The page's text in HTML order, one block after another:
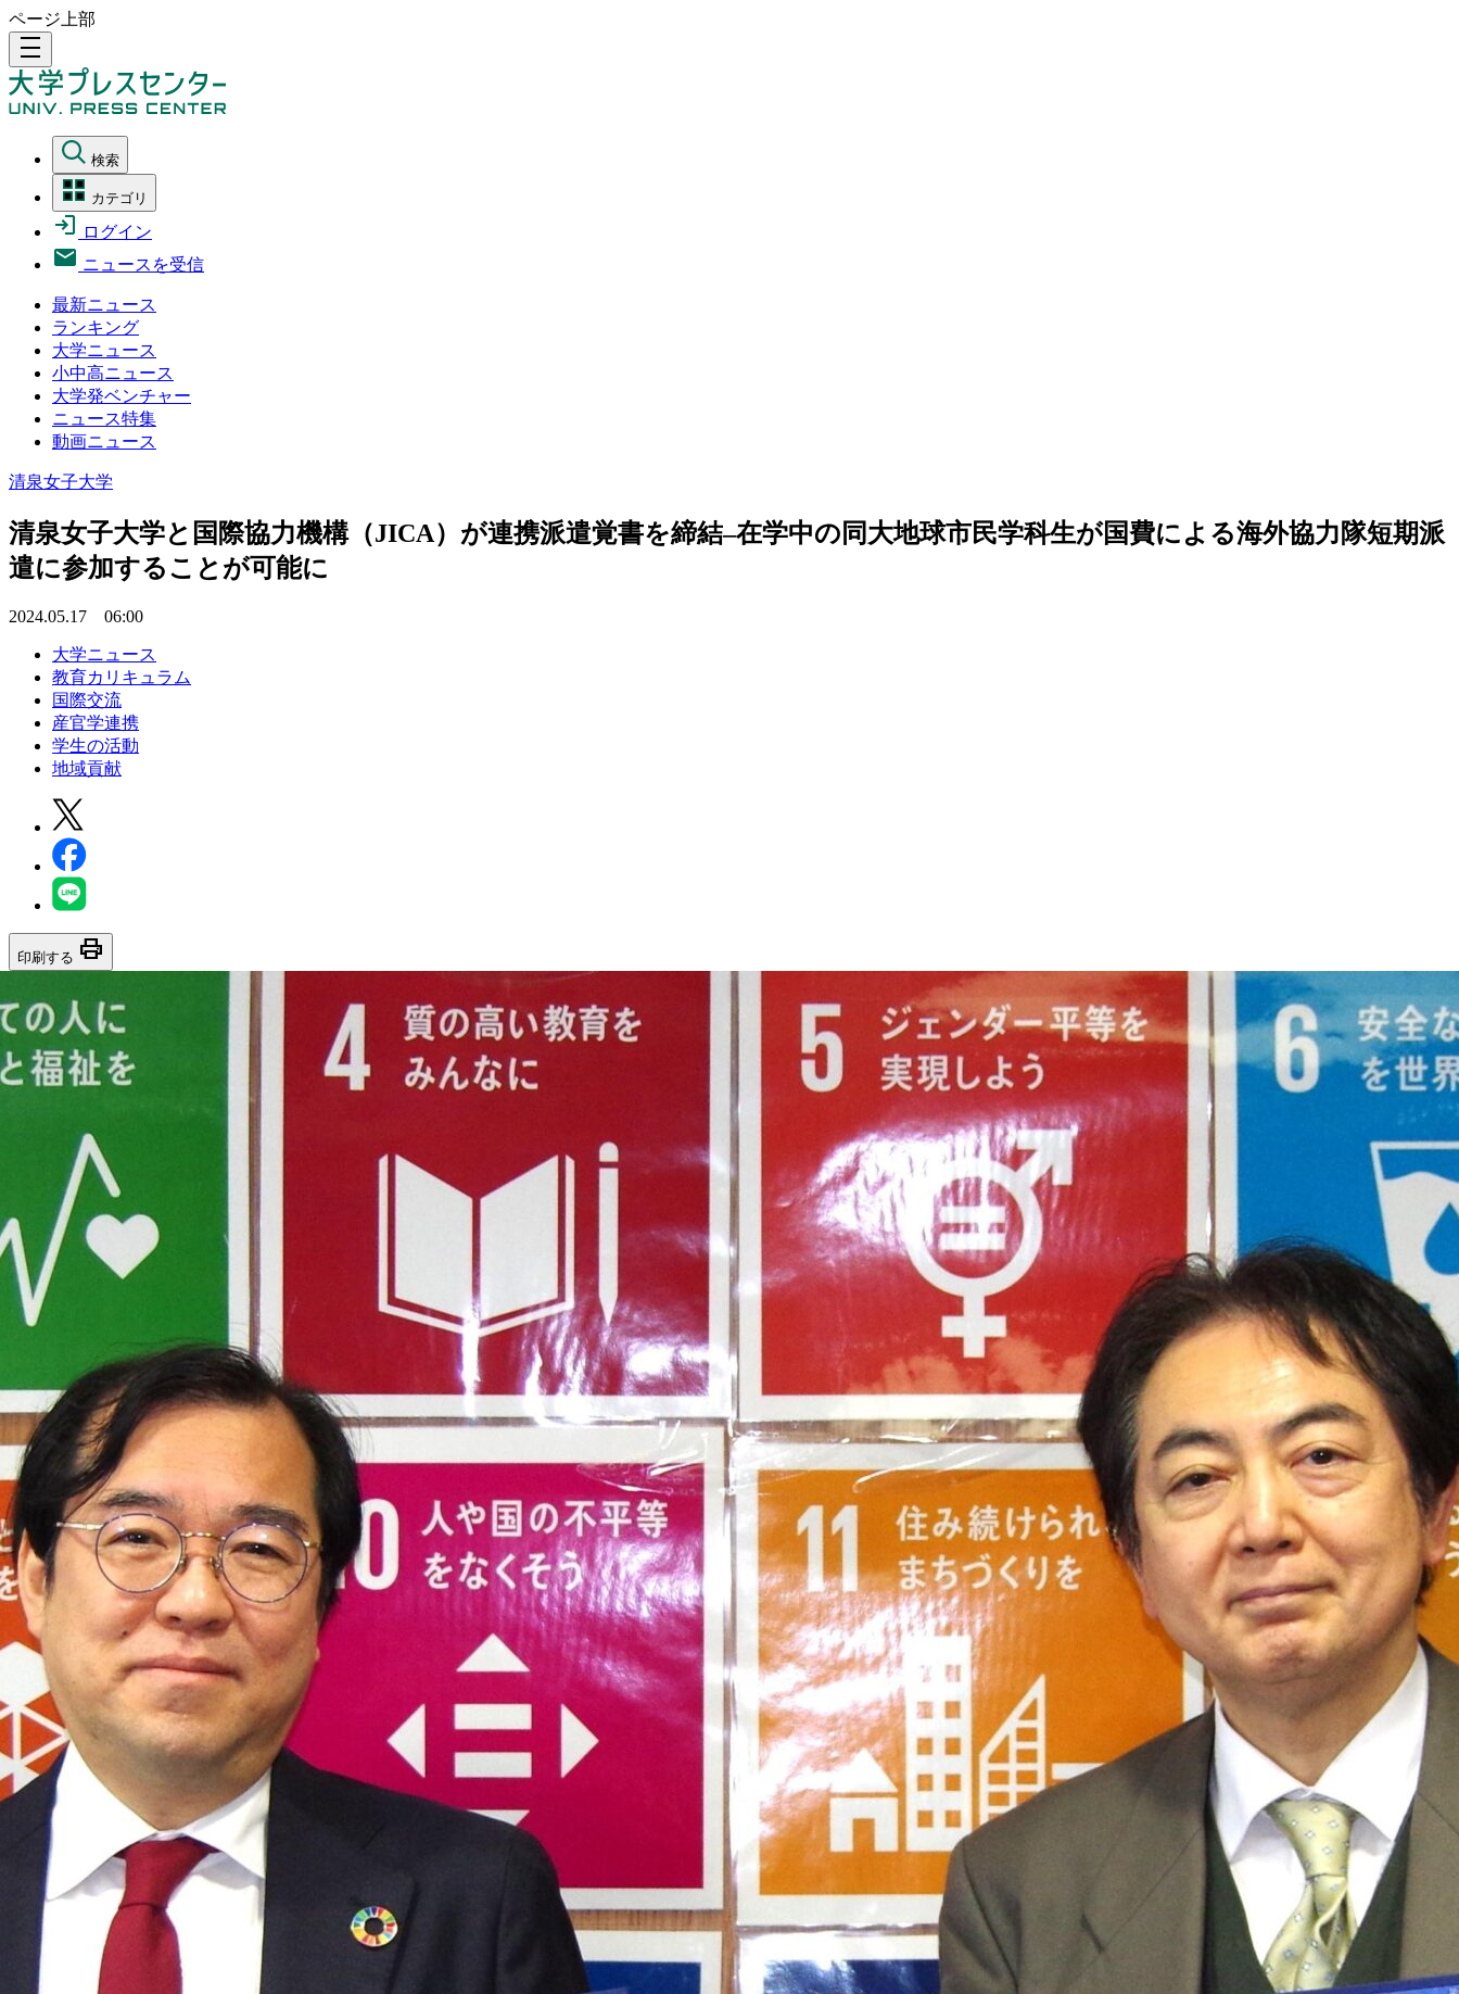
ページ上部
density_medium
検索
カテゴリ
ログイン
ニュースを受信
最新ニュース
ランキング
大学ニュース
小中高ニュース
大学発ベンチャー
ニュース特集
動画ニュース
清泉女子大学
清泉女子大学と国際協力機構（JICA）が連携派遣覚書を締結–在学中の同大地球市民学科生が国費による海外協力隊短期派
遣に参加することが可能に
2024.05.17 06:00
大学ニュース
教育カリキュラム
国際交流
産官学連携
学生の活動
地域貢献
印刷する print